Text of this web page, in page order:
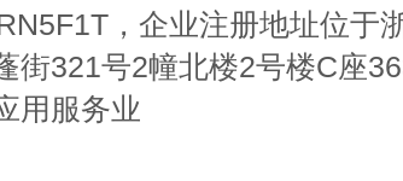
，企业注册地址位于
街321号2幢北楼2号楼C座
用服务业